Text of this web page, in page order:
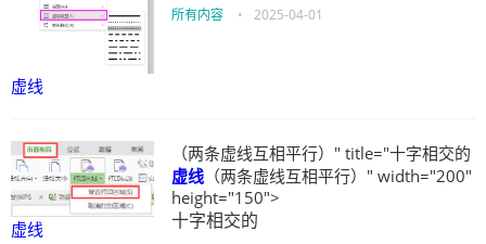
虚线
所有内容 • 2025-04-01
虚线
（两条虚线互相平行）" title="十字相交的
虚线 （两条虚线互相平行）" width="200"
height="150">
十字相交的